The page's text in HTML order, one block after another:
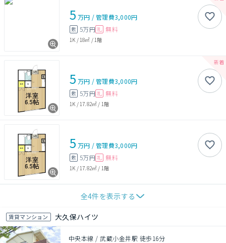
5 万円 /管理費3,000円
敷 5万円 礼 無料
1K / 18㎡ / 1階
5 万円 /管理費3,000円
敷 5万円 礼 無料
1K / 17.82㎡ / 1階
5 万円 /管理費3,000円
敷 5万円 礼 無料
1K / 17.82㎡ / 1階
全4件を表示する
賃貸マンション 大久保ハイツ
中央本線 / 武蔵小金井駅 徒歩16分